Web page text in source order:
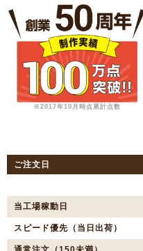
※2017年10月時点累計点数
ご注文日
当工場稼動日
スピード優先（当日出荷）